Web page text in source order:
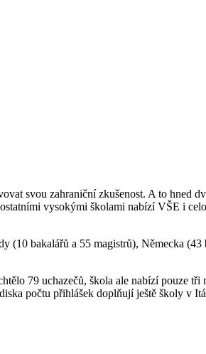
svou zahraniční zkušenost. A to hned
vysokými školami nabízí VŠE i
bakalářů a 55 magistrů), Německa (43
79 uchazečů, škola ale nabízí pouze tři
počtu přihlášek doplňují ještě školy v